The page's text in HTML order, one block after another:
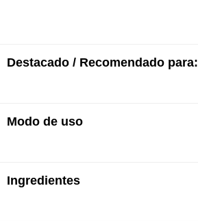
Destacado / Recomendado para:
· Fórmula Vegana
Modo de uso
las raíces y el cuero cabelludo
Ingredientes